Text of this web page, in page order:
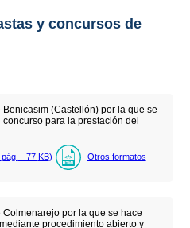
y concursos de
(Castellón) por la que se
para la prestación del
pág. - 77 KB) Otros formatos
por la que se hace
procedimiento abierto y